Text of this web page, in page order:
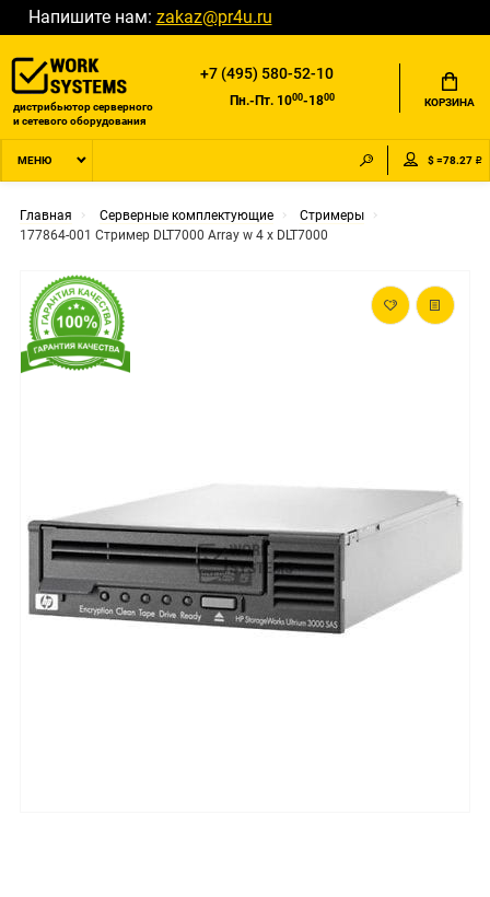
Напишите нам: zakaz@pr4u.ru
дистрибьютор серверного
и сетевого оборудования
+7 (495) 580-52-10
Пн.-Пт. 1000-1800 КОРЗИНА
МЕНЮ $ =78.27 ₽
Главная Серверные комплектующие
Стримеры
177864-001 Стример DLT7000 Array w 4 x DLT7000